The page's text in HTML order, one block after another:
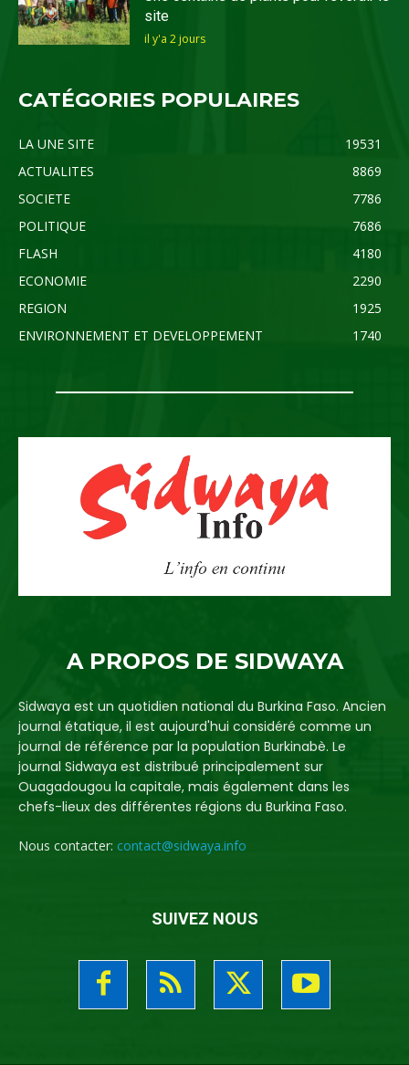
site
il y'a 2 jours
CATÉGORIES POPULAIRES
LA UNE SITE
19531
ACTUALITES
8869
SOCIETE
7786
POLITIQUE
7686
FLASH
4180
ECONOMIE
2290
REGION
1925
ENVIRONNEMENT ET DEVELOPPEMENT
1740
A PROPOS DE SIDWAYA
Sidwaya est un quotidien national du Burkina Faso. Ancien
journal étatique, il est aujourd'hui considéré comme un
journal de référence par la population Burkinabè. Le
journal Sidwaya est distribué principalement sur
Ouagadougou la capitale, mais également dans les
chefs-lieux des différentes régions du Burkina Faso.
Nous contacter: contact@sidwaya.info
SUIVEZ NOUS